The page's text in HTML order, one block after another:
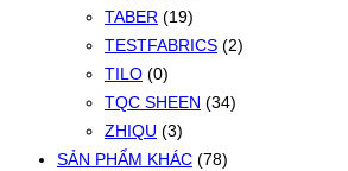
TABER (19)
TESTFABRICS (2)
TILO (0)
TQC SHEEN (34)
ZHIQU (3)
SẢN PHẨM KHÁC (78)